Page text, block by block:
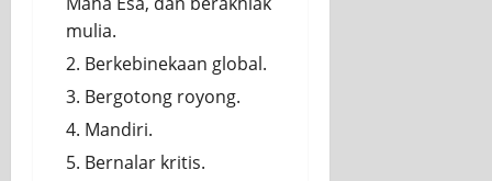
mulia.
Berkebinekaan global.
Bergotong royong.
Mandiri.
Bernalar kritis.